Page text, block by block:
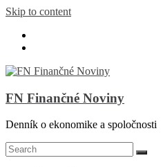
Skip to content
FN Finančné Noviny
Denník o ekonomike a spoločnosti